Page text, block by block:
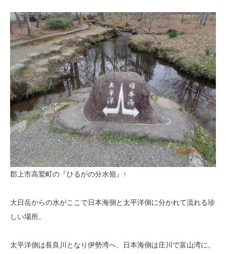
郡上市高鷲町の『ひるがの分水嶺』↑
大日岳からの水がここで日本海側と太平洋側に分かれて流れる珍
しい場所。
太平洋側は長良川となり伊勢湾へ、日本海側は庄川で富山湾に。